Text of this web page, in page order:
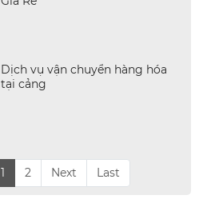
Dịch vụ vận chuyển hàng hóa
tại cảng
1 2 Next Last